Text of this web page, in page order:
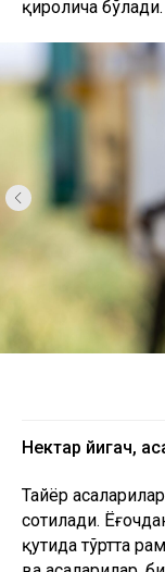
Нектар йиғгач,
Тайёр
сотилади.
қутида тўртта
туради.
қироличаларни
– Асаларичилик